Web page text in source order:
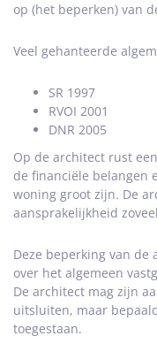
op (het beperken) van
Veel gehanteerde
SR 1997
RVOI 2001
DNR 2005
Op de architect rust
de financiële belangen
woning groot zijn. De
aansprakelijkheid
Deze beperking van de
over het algemeen
De architect mag zijn
uitsluiten, maar
toegestaan.